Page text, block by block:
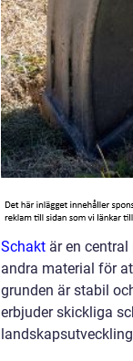
Schakt är en
andra material för
grunden är stabil
erbjuder skickliga